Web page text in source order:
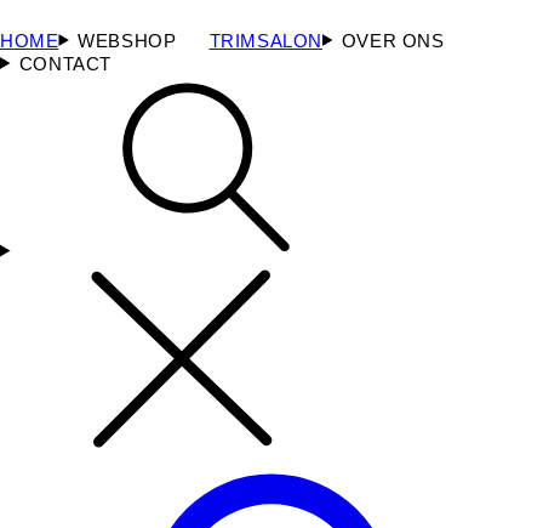
HOME WEBSHOP TRIMSALON
OVER ONS
CONTACT